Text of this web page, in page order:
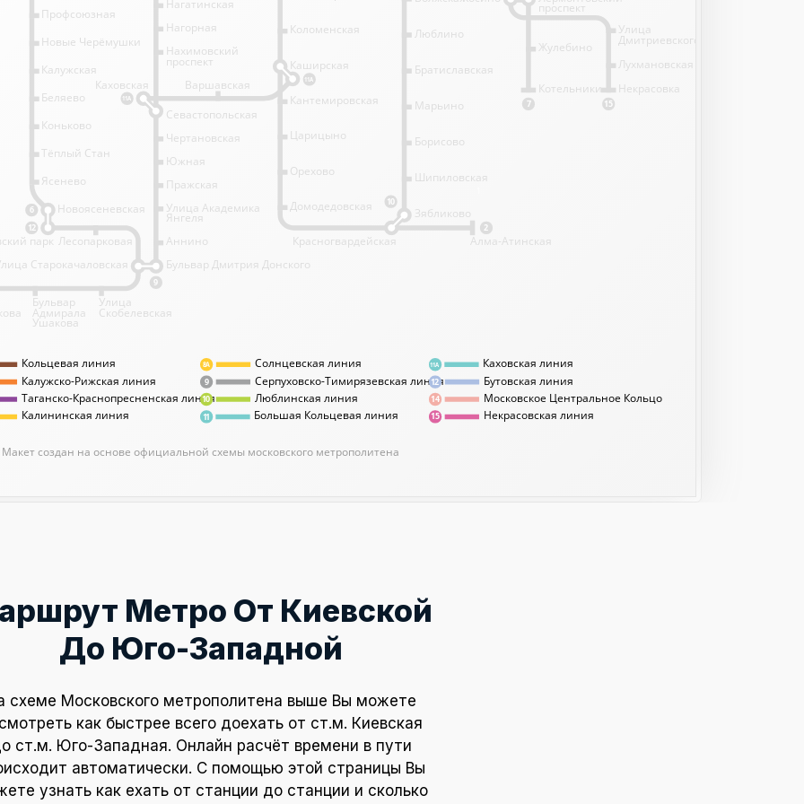
Кольцевая линия
Калужско-Рижская линия
Таганско-Краснопресненская линия
Калининская линия
Солнцевская линия
Серпуховско-Тимирязевская линия
Люблинская линия
Каховская линия
Бутовская линия
Московское Центральное Кольцо
Макет создан на основе официальной схемы московского метрополитена
11А
Большая Кольцевая линия
9
10
12
8А
11
14
15 Некрасовская линия
7
2
10
11А
11А
9
6
12
15
Профсоюзная
Новые Черёмушки
Калужская
Беляево
Коньково
Тёплый Стан
Ясенево
Новоясеневская
Нагатинская
Нагорная
Нахимовский
проспект
Севастопольская
Чертановская
Южная
Пражская
Улица Академика
Янгеля
проспект
Жулебино
Котельники
Люблино
Братиславская
Марьино
Борисово
Шипиловская
Зябликово
Коломенская
Каширская
Кантемировская
Царицыно
Орехово
Домодедовская
Красногвардейская Алма-Атинская
Аннино
Бульвар Дмитрия Донского
Варшавская
парк Лесопарковая
Старокачаловская
Улица
Скобелевская
Бульвар
Адмирала
Ушакова
Каховская
Улица
Дмитриевского
Лухмановская
Некрасовка
Метро От Киевской
До Юго-Западной
схеме Московского метрополитена выше Вы можете
как быстрее всего доехать от ст.м. Киевская
ст.м. Юго-Западная. Онлайн расчёт времени в пути
автоматически. С помощью этой страницы Вы
узнать как ехать от станции до станции и сколько